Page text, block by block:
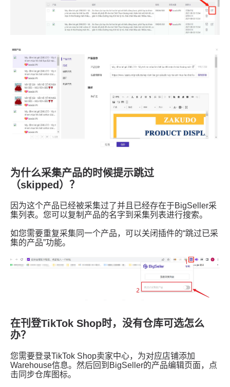
为什么采集产品的时候提示跳过
（skipped）？
在刊登TikTok Shop时，没有仓库可选怎么
办？